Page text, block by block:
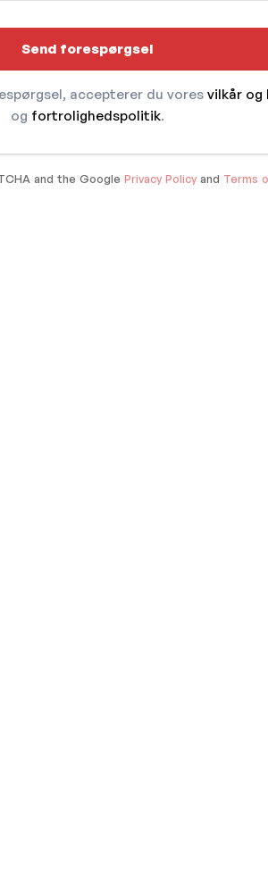
Send forespørgsel
accepterer du vores vilkår og
og fortrolighedspolitik.
and the Google Privacy Policy and Terms